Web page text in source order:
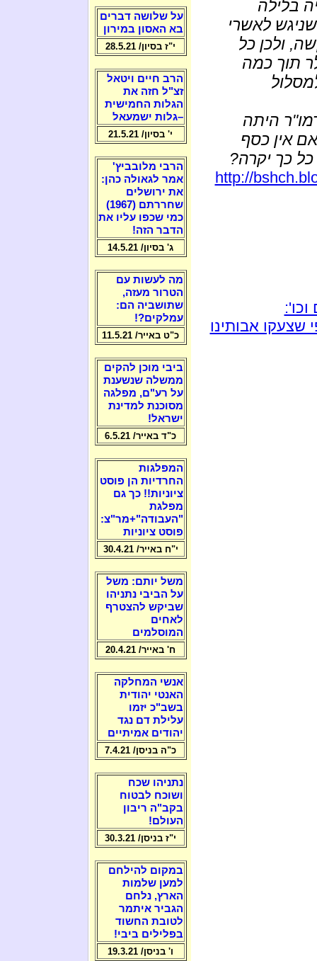
בלילה
לאשרי
ולכן כל
תוך כמה
היתה
אין כסף
כך יקרה?
http://
אבותינו
על שלושה דברים
בא האסון במירון
י"ז בסיון/ 28.5.21
הרב חיים ויטאל
זצ"ל חזה את
הגלות החמישית
–גלות ישמעאל
י' בסיון/ 21.5.21
הרבי מלובביץ'
אמר לגאולה כהן:
את ירושלים
שחררתם (1967)
כמי שכפו עליו את
הדבר הזה!
ג' בסיון/ 14.5.21
מה לעשות עם
הטרור מעזה,
שתושביה הם:
עמלקים?!
כ"ט באייר/ 11.5.21
ביבי מוכן להקים
ממשלה שנשענת
על רע"ם, מפלגה
מסוכנת למדינת
ישראל!
כ"ד באייר/ 6.5.21
המפלגות
החרדיות הן פוסט
ציוניות!! כך גם
מפלגת
"העבודה"+מר"צ:
פוסט ציוניות
י"ח באייר/ 30.4.21
משל יותם: משל
על הביבי נתניהו
שביקש להצטרף
לאחים
המוסלמים
ח' באייר/ 20.4.21
אנשי המחלקה
האנטי יהודית
בשב"כ יזמו
עלילת דם נגד
יהודים אמיתיים
כ"ה בניסן/ 7.4.21
נתניהו שכח
ושוכח לבטוח
בקב"ה ריבון
העולם!
י"ז בניסן/ 30.3.21
במקום להילחם
למען שלמות
הארץ, נלחם
הגביר איתמר
לטובת החשוד
בפלילים ביבי!
ו' בניסן/ 19.3.21